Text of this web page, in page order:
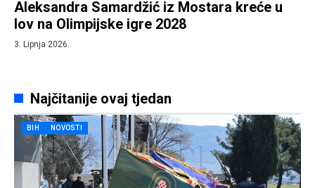
Aleksandra Samardžić iz Mostara kreće u
lov na Olimpijske igre 2028
3. Lipnja 2026.
Najčitanije ovaj tjedan
BIH NOVOSTI